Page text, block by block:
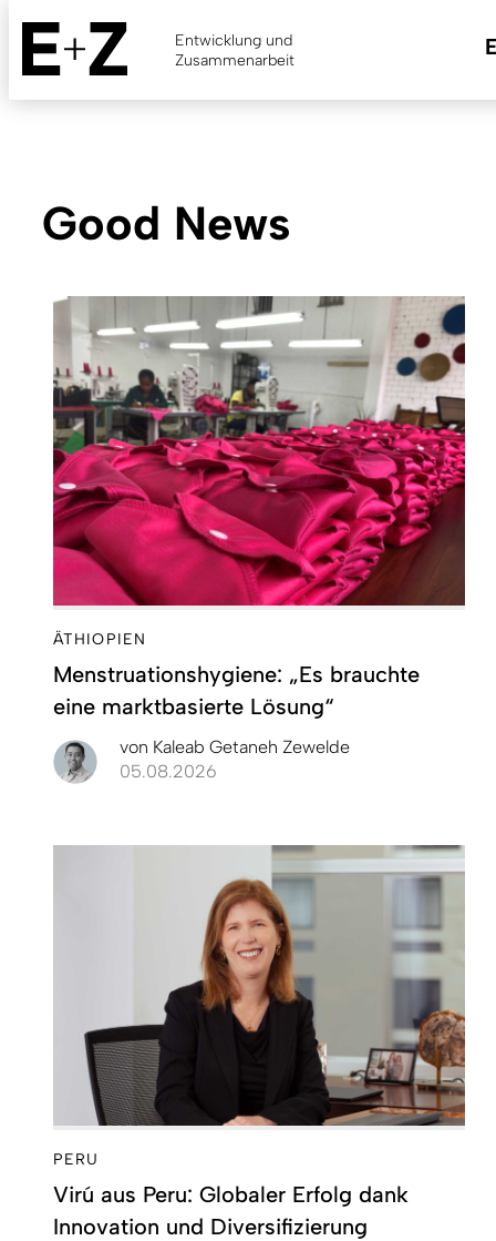
Skip
main
content
Entwicklung und
Zusammenarbeit
Good News
ÄTHIOPIEN
Menstruationshygiene: „Es brauchte
eine marktbasierte Lösung“
von Kaleab Getaneh Zewelde
05.08.2026
PERU
Virú aus Peru: Globaler Erfolg dank
Innovation und Diversifizierung